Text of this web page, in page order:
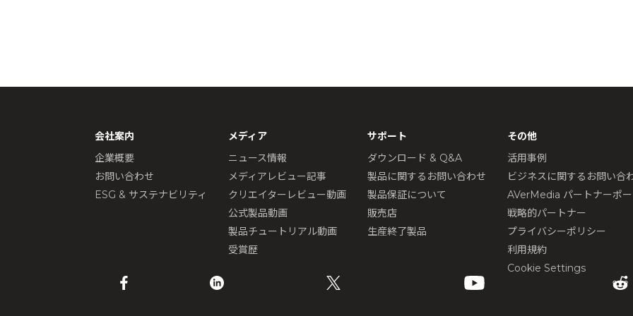
会社案内
企業概要
お問い合わせ
ESG & サステナビリティ
メディア
ニュース情報
メディアレビュー記事
クリエイターレビュー動画
公式製品動画
製品チュートリアル動画
受賞歴
サポート
ダウンロード & Q&A
製品に関するお問い合わせ
製品保証について
販売店
生産終了製品
その他
活用事例
ビジネスに関するお問い合
AVerMedia パートナーポ
戦略的パートナー
プライバシーポリシー
利用規約
Cookie Settings